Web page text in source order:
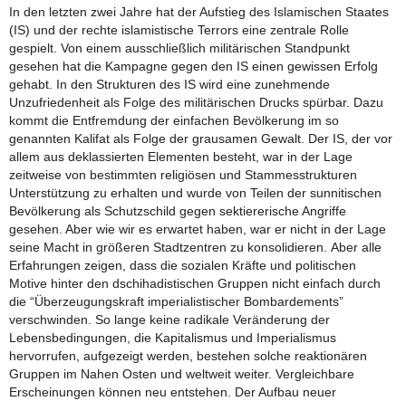
In den letzten zwei Jahre hat der Aufstieg des Islamischen Staates
(IS) und der rechte islamistische Terrors eine zentrale Rolle
gespielt. Von einem ausschließlich militärischen Standpunkt
gesehen hat die Kampagne gegen den IS einen gewissen Erfolg
gehabt. In den Strukturen des IS wird eine zunehmende
Unzufriedenheit als Folge des militärischen Drucks spürbar. Dazu
kommt die Entfremdung der einfachen Bevölkerung im so
genannten Kalifat als Folge der grausamen Gewalt. Der IS, der vor
allem aus deklassierten Elementen besteht, war in der Lage
zeitweise von bestimmten religiösen und Stammesstrukturen
Unterstützung zu erhalten und wurde von Teilen der sunnitischen
Bevölkerung als Schutzschild gegen sektiererische Angriffe
gesehen. Aber wie wir es erwartet haben, war er nicht in der Lage
seine Macht in größeren Stadtzentren zu konsolidieren. Aber alle
Erfahrungen zeigen, dass die sozialen Kräfte und politischen
Motive hinter den dschihadistischen Gruppen nicht einfach durch
die “Überzeugungskraft imperialistischer Bombardements”
verschwinden. So lange keine radikale Veränderung der
Lebensbedingungen, die Kapitalismus und Imperialismus
hervorrufen, aufgezeigt werden, bestehen solche reaktionären
Gruppen im Nahen Osten und weltweit weiter. Vergleichbare
Erscheinungen können neu entstehen. Der Aufbau neuer